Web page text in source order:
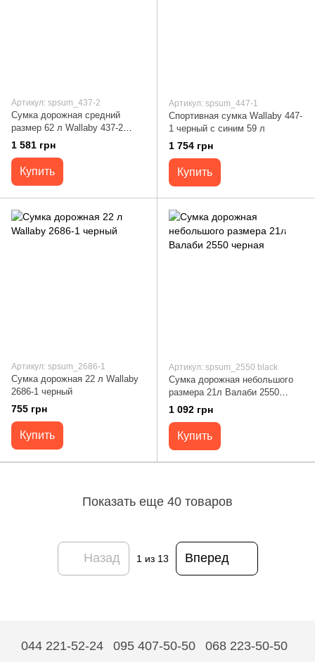
Артикул: spsum_437-2
Сумка дорожная средний
размер 62 л Wallaby 437-2
синяя
1 581 грн
Купить
Артикул: spsum_447-1
Спортивная сумка Wallaby 447-
1 черный с синим 59 л
1 754 грн
Купить
Артикул: spsum_2686-1
Сумка дорожная 22 л Wallaby
2686-1 черный
755 грн
Купить
Артикул: spsum_2550 black
Сумка дорожная небольшого
размера 21л Валаби 2550
черная
1 092 грн
Купить
Показать еще 40 товаров
Назад 1 из 13 Вперед
044 221-52-24 095 407-50-50
068 223-50-50